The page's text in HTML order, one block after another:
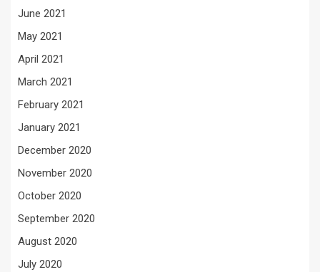
June 2021
May 2021
April 2021
March 2021
February 2021
January 2021
December 2020
November 2020
October 2020
September 2020
August 2020
July 2020